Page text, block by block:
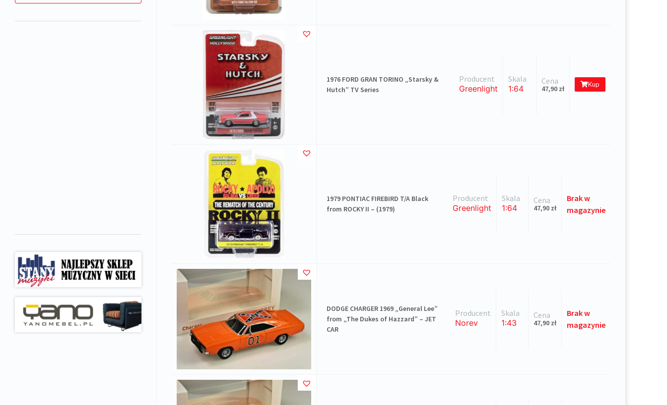
1976 FORD GRAN TORINO „Starsky &
Hutch” TV Series
Producent
Greenlight
Skala
1:64
Cena
47,90 zł Kup
1979 PONTIAC FIREBIRD T/A Black
from ROCKY II – (1979)
Producent
Greenlight
Skala
1:64
Cena
47,90 zł
Brakw
magazynie
DODGE CHARGER 1969 „General Lee”
from „The Dukes of Hazzard” – JET
CAR
Producent
Norev
Skala
1:43
Cena
47,90 zł
Brakw
magazynie